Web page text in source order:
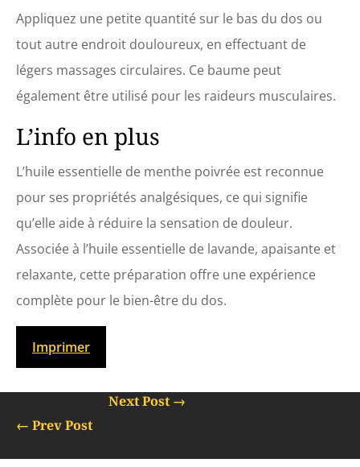
Appliquez une petite quantité sur le bas du dos ou
tout autre endroit douloureux, en effectuant de
légers massages circulaires. Ce baume peut
également être utilisé pour les raideurs musculaires.
L’info en plus
L’huile essentielle de menthe poivrée est reconnue
pour ses propriétés analgésiques, ce qui signifie
qu’elle aide à réduire la sensation de douleur.
Associée à l’huile essentielle de lavande, apaisante et
relaxante, cette préparation offre une expérience
complète pour le bien-être du dos.
Imprimer
← Prev Post
Next Post→